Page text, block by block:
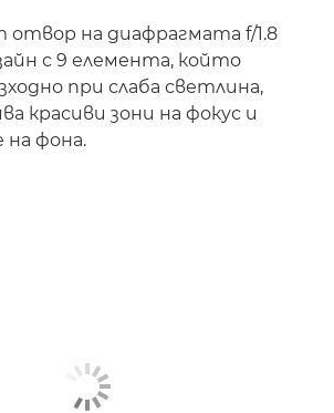
отвор на диафрагмата f/1.8
с 9 елемента, който
при слаба светлина,
красиви зони на фокус и
на фона.